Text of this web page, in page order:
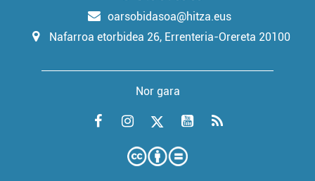
oarsobidasoa@hitza.eus
Nafarroa etorbidea 26, Errenteria-Orereta 20100
Nor gara